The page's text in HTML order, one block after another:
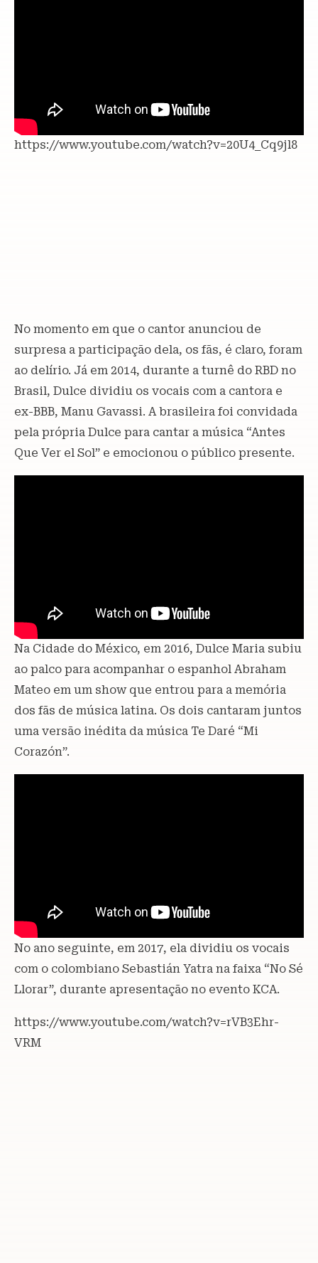
https://www.youtube.com/watch?v=20U4_Cq9jl8
No momento em que o cantor anunciou de
surpresa a participação dela, os fãs, é claro, foram
ao delírio. Já em 2014, durante a turnê do RBD no
Brasil, Dulce dividiu os vocais com a cantora e
ex-BBB, Manu Gavassi. A brasileira foi convidada
pela própria Dulce para cantar a música “Antes
Que Ver el Sol” e emocionou o público presente.
Na Cidade do México, em 2016, Dulce Maria subiu
ao palco para acompanhar o espanhol Abraham
Mateo em um show que entrou para a memória
dos fãs de música latina. Os dois cantaram juntos
uma versão inédita da música Te Daré “Mi
Corazón”.
No ano seguinte, em 2017, ela dividiu os vocais
com o colombiano Sebastián Yatra na faixa “No Sé
Llorar”, durante apresentação no evento KCA.
https://www.youtube.com/watch?v=rVB3Ehr-
VRM